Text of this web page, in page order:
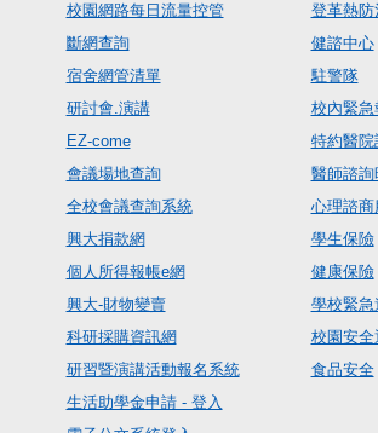
校園網路每日流量控管
斷網查詢
宿舍網管清單
研討會.演講
EZ-come
會議場地查詢
全校會議查詢系統
興大捐款網
個人所得報帳e網
興大-財物變賣
科研採購資訊網
研習暨演講活動報名系統
生活助學金申請 - 登入
登革熱防
健諮中心
駐警隊
校內緊急
特約醫
醫師諮詢
心理諮商
學生保險
健康保險
學校緊
校園安全
食品安全